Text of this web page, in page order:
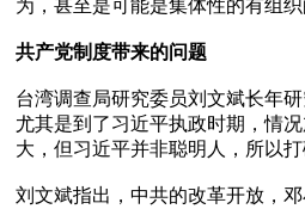
为，甚至是可能是集体性的有组
共产党制度带来的问题
台湾调查局研究委员刘文斌长年
尤其是到了习近平执政时期，情
大，但习近平并非聪明人，所以
刘文斌指出，中共的改革开放，